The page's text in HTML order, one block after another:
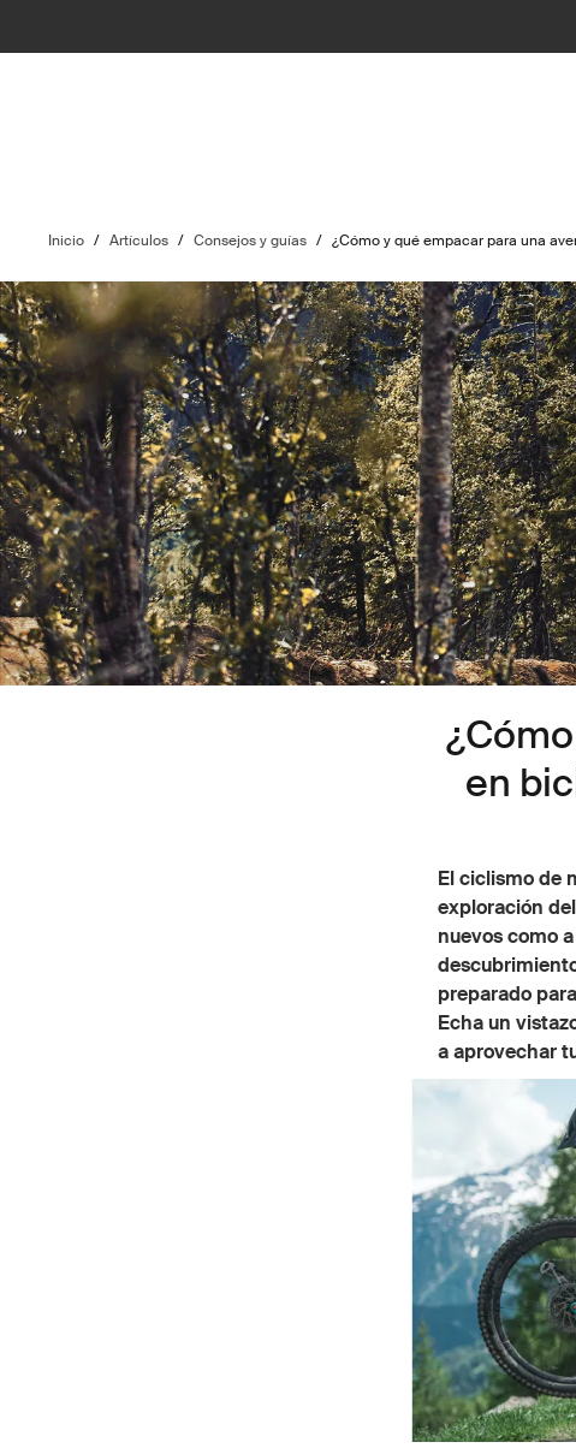
Inicio / Artículos / Consejos y guías / ¿Cómo y qué empacar para una
en
El ciclismo de
exploración
nuevos como
preparado
Echa un
a aprovechar